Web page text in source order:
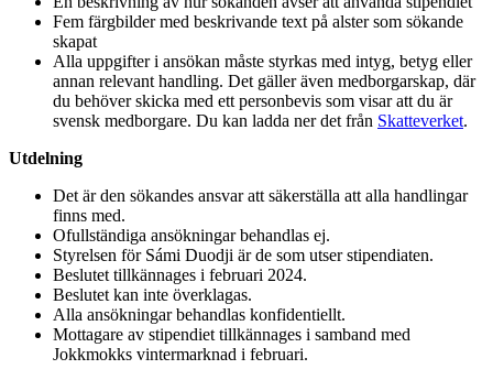
Fem färgbilder med beskrivande text på alster som sökande
skapat
Alla uppgifter i ansökan måste styrkas med intyg, betyg eller
annan relevant handling. Det gäller även medborgarskap, där
du behöver skicka med ett personbevis som visar att du är
svensk medborgare. Du kan ladda ner det från Skatteverket.
Utdelning
Det är den sökandes ansvar att säkerställa att alla handlingar
finns med.
Ofullständiga ansökningar behandlas ej.
Styrelsen för Sámi Duodji är de som utser stipendiaten.
Beslutet tillkännages i februari 2024.
Beslutet kan inte överklagas.
Alla ansökningar behandlas konfidentiellt.
Mottagare av stipendiet tillkännages i samband med
Jokkmokks vintermarknad i februari.